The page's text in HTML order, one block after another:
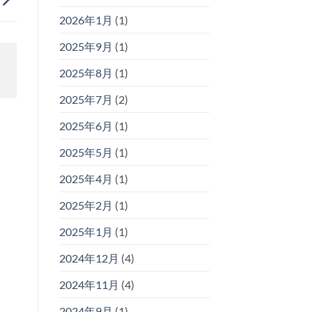
2026年1月 (1)
2025年9月 (1)
2025年8月 (1)
2025年7月 (2)
2025年6月 (1)
2025年5月 (1)
2025年4月 (1)
2025年2月 (1)
2025年1月 (1)
2024年12月 (4)
2024年11月 (4)